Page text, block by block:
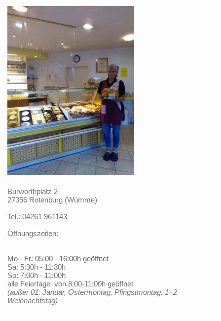
Burworthplatz 2
27356 Rotenburg (Wümme)
Tel.: 04261 961143
Öffnungszeiten:
Mo - Fr: 05:00 - 16:00h geöffnet
Sa: 5:30h - 11:30h
So: 7:00h - 11:00h
alle Feiertage von 8:00-11:00h geöffnet
(außer 01. Januar, Ostermontag, Pfingstmontag. 1+2
Weihnachtstag)